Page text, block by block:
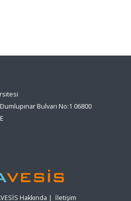
Bulvarı No:1 06800
Hakkında | İletişim